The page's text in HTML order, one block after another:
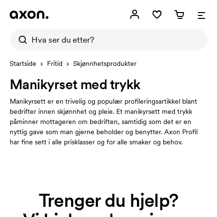
Startside Fritid Skjønnhetsprodukter
Manikyrset med trykk
Manikyrsett er en trivelig og populær profileringsartikkel blant
bedrifter innen skjønnhet og pleie. Et manikyrsett med trykk
påminner mottageren om bedriften, samtidig som det er en
nyttig gave som man gjerne beholder og benytter. Axon Profil
har fine sett i alle prisklasser og for alle smaker og behov.
Trenger du hjelp?